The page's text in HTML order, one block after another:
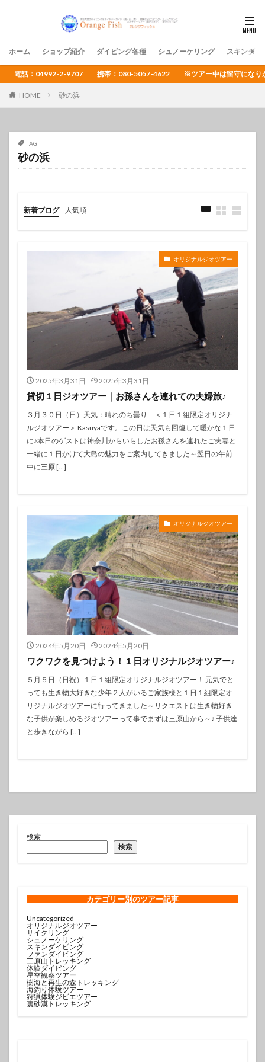
ホーム ショップ紹介 ダイビング各種 シュノーケリング スキンダイ
電話：04992-2-9707 携帯：080-5057-4622 ※ツアー中は留守になりがち
HOME 砂の浜
TAG
砂の浜
新着ブログ 人気順
オリジナルジオツアー
2025年3月31日 2025年3月31日
貸切１日ジオツアー｜お孫さんを連れての夫婦旅♪
３月３０日（日）天気：晴れのち曇り ＜１日１組限定オリジナ
ルジオツアー＞ Kasuyaです。この日は天気も回復して暖かな１日
に♪本日のゲストは神奈川からいらしたお孫さんを連れたご夫妻と
一緒に１日かけて大島の魅力をご案内してきました～翌日の午前
中に三原 […]
オリジナルジオツアー
2024年5月20日 2024年5月20日
ワクワクを見つけよう！１日オリジナルジオツアー♪
５月５日（日祝）１日１組限定オリジナルジオツアー！ 元気でと
っても生き物大好きな少年２人がいるご家族様と１日１組限定オ
リジナルジオツアーに行ってきました～リクエストは生き物好き
な子供が楽しめるジオツアーって事でまずは三原山から～♪ 子供達
と歩きながら […]
検索
検索
カテゴリー別のツアー記事
Uncategorized
オリジナルジオツアー
サイクリング
シュノーケリング
スキンダイビング
ファンダイビング
三原山トレッキング
体験ダイビング
星空観察ツアー
樹海と再生の森トレッキング
海釣り体験ツアー
狩猟体験ジビエツアー
裏砂漠トレッキング